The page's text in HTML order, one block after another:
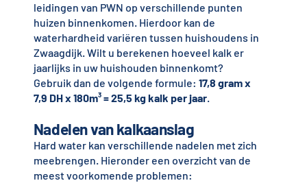
leidingen van PWN op verschillende punten
huizen binnenkomen. Hierdoor kan de
waterhardheid variëren tussen huishoudens in
Zwaagdijk. Wilt u berekenen hoeveel kalk er
jaarlijks in uw huishouden binnenkomt?
Gebruik dan de volgende formule: 17,8 gram x
7,9 DH x 180m³ = 25,5 kg kalk per jaar.
Nadelen van kalkaanslag
Hard water kan verschillende nadelen met zich
meebrengen. Hieronder een overzicht van de
meest voorkomende problemen: